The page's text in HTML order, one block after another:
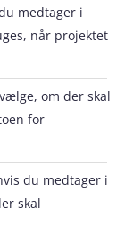
medtager i
når projektet
om der skal
for
du medtager i
skal